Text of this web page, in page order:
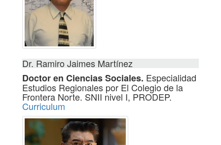
Dr. Ramiro Jaimes Martínez
Doctor en Ciencias Sociales. Especialidad
Estudios Regionales por El Colegio de la
Frontera Norte. SNII nivel I, PRODEP.
Curriculum